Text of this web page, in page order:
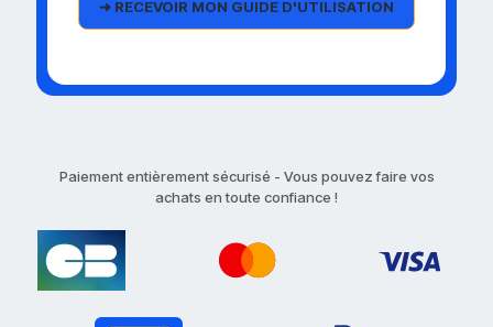
Paiement entièrement sécurisé - Vous pouvez faire vos
achats en toute confiance !